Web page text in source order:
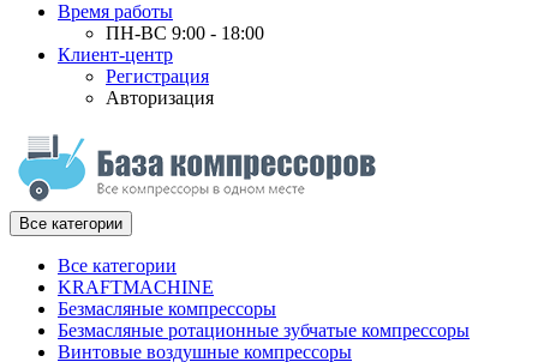
Время работы
ПН-ВС 9:00 - 18:00
Клиент-центр
Регистрация
Авторизация
Все категории
Все категории
KRAFTMACHINE
Безмасляные компрессоры
Безмасляные ротационные зубчатые компрессоры
Винтовые воздушные компрессоры